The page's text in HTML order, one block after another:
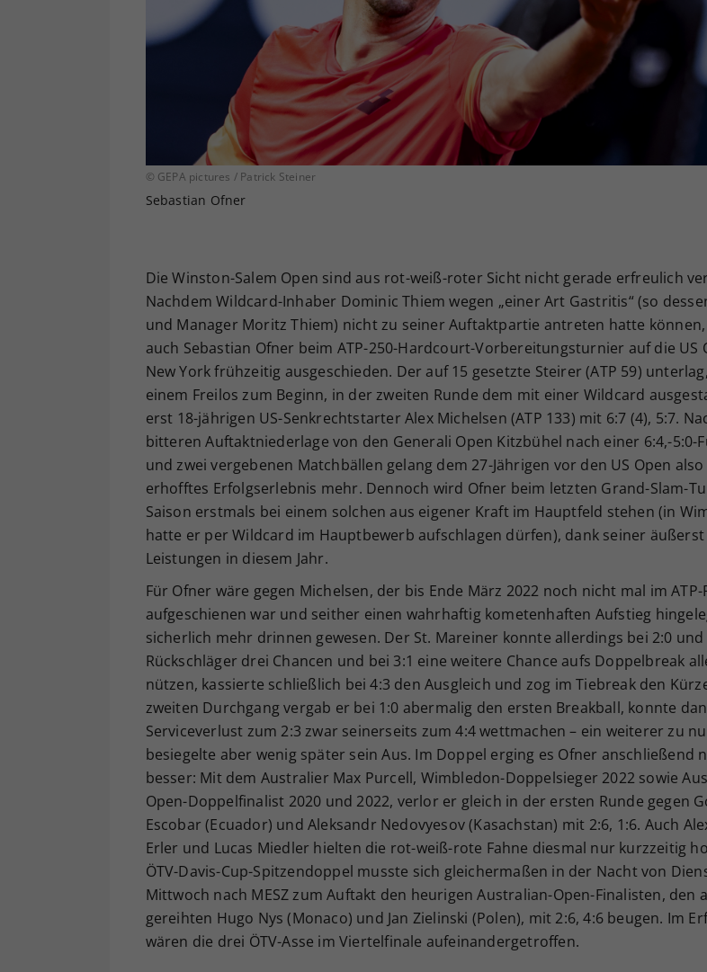
© GEPA pictures / Patrick Steiner
Sebastian Ofner
Die Winston-Salem Open sind aus rot-weiß-roter Sicht nicht gerade erfreulich
Nachdem Wildcard-Inhaber Dominic Thiem wegen „einer Art Gastritis“ (so
und Manager Moritz Thiem) nicht zu seiner Auftaktpartie antreten hatte
auch Sebastian Ofner beim ATP-250-Hardcourt-Vorbereitungsturnier auf die US
New York frühzeitig ausgeschieden. Der auf 15 gesetzte Steirer (ATP 59)
einem Freilos zum Beginn, in der zweiten Runde dem mit einer Wildcard
erst 18-jährigen US-Senkrechtstarter Alex Michelsen (ATP 133) mit 6:7 (4), 5:7.
bitteren Auftaktniederlage von den Generali Open Kitzbühel nach einer 6:4,-5:0-
und zwei vergebenen Matchbällen gelang dem 27-Jährigen vor den US Open
erhofftes Erfolgserlebnis mehr. Dennoch wird Ofner beim letzten Grand-Slam-
Saison erstmals bei einem solchen aus eigener Kraft im Hauptfeld stehen (in
hatte er per Wildcard im Hauptbewerb aufschlagen dürfen), dank seiner
Leistungen in diesem Jahr.
Für Ofner wäre gegen Michelsen, der bis Ende März 2022 noch nicht mal im ATP-
aufgeschienen war und seither einen wahrhaftig kometenhaften Aufstieg
sicherlich mehr drinnen gewesen. Der St. Mareiner konnte allerdings bei 2:0 und
Rückschläger drei Chancen und bei 3:1 eine weitere Chance aufs Doppelbreak
nützen, kassierte schließlich bei 4:3 den Ausgleich und zog im Tiebreak den
zweiten Durchgang vergab er bei 1:0 abermalig den ersten Breakball, konnte
Serviceverlust zum 2:3 zwar seinerseits zum 4:4 wettmachen – ein weiterer zu
besiegelte aber wenig später sein Aus. Im Doppel erging es Ofner anschließend
besser: Mit dem Australier Max Purcell, Wimbledon-Doppelsieger 2022 sowie
Open-Doppelfinalist 2020 und 2022, verlor er gleich in der ersten Runde gegen
Escobar (Ecuador) und Aleksandr Nedovyesov (Kasachstan) mit 2:6, 1:6. Auch
Erler und Lucas Miedler hielten die rot-weiß-rote Fahne diesmal nur kurzzeitig
ÖTV-Davis-Cup-Spitzendoppel musste sich gleichermaßen in der Nacht von
Mittwoch nach MESZ zum Auftakt den heurigen Australian-Open-Finalisten, den
gereihten Hugo Nys (Monaco) und Jan Zielinski (Polen), mit 2:6, 4:6 beugen. Im
wären die drei ÖTV-Asse im Viertelfinale aufeinandergetroffen.
Ihrer vorgenommen
Webseiten-Betreiber dies